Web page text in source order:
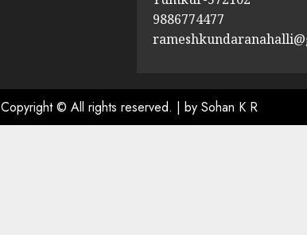
9886774477
Copyright © All rights reserved. | by Sohan K R